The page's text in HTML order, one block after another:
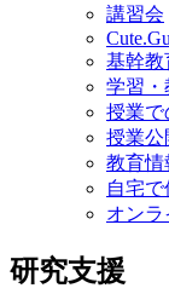
講習会
基幹教
学習・
授業で
授業公
教育情
自宅
オンラ
研究支援